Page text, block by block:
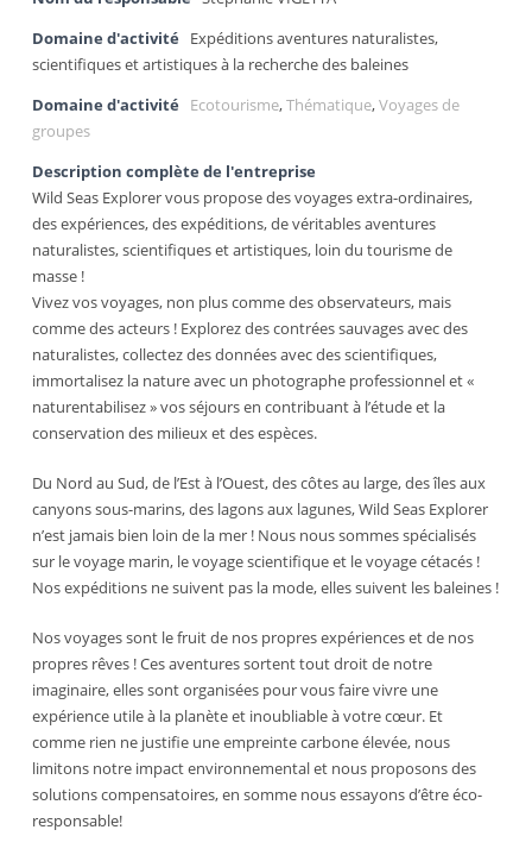
Domaine d'activité
Expéditions aventures naturalistes,
scientifiques et artistiques à la recherche des baleines
Domaine d'activité
Ecotourisme,Thématique,Voyages de
groupes
Description complète de l'entreprise
Wild Seas Explorer vous propose des voyages extra-ordinaires,
des expériences, des expéditions, de véritables aventures
naturalistes, scientifiques et artistiques, loin du tourisme de
masse !
Vivez vos voyages, non plus comme des observateurs, mais
comme des acteurs ! Explorez des contrées sauvages avec des
naturalistes, collectez des données avec des scientifiques,
immortalisez la nature avec un photographe professionnel et «
naturentabilisez » vos séjours en contribuant à l’étude et la
conservation des milieux et des espèces.
Du Nord au Sud, de l’Est à l’Ouest, des côtes au large, des îles aux
canyons sous-marins, des lagons aux lagunes, Wild Seas Explorer
n’est jamais bien loin de la mer ! Nous nous sommes spécialisés
sur le voyage marin, le voyage scientifique et le voyage cétacés !
Nos expéditions ne suivent pas la mode, elles suivent les baleines !
Nos voyages sont le fruit de nos propres expériences et de nos
propres rêves ! Ces aventures sortent tout droit de notre
imaginaire, elles sont organisées pour vous faire vivre une
expérience utile à la planète et inoubliable à votre cœur. Et
comme rien ne justifie une empreinte carbone élevée, nous
limitons notre impact environnemental et nous proposons des
solutions compensatoires, en somme nous essayons d’être éco-
responsable!